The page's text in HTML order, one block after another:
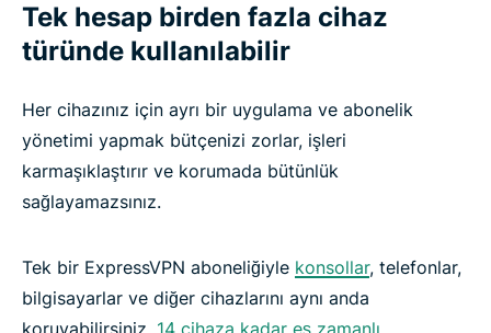
Tek hesap birden fazla cihaz
türünde kullanılabilir
Her cihazınız için ayrı bir uygulama ve abonelik
yönetimi yapmak bütçenizi zorlar, işleri
karmaşıklaştırır ve korumada bütünlük
sağlayamazsınız.
Tek bir ExpressVPN aboneliğiyle konsollar, telefonlar,
bilgisayarlar ve diğer cihazlarını aynı anda